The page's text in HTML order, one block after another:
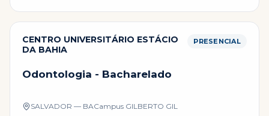
CENTRO UNIVERSITÁRIO ESTÁCIO
DA BAHIA
PRESENCIAL
Odontologia - Bacharelado
SALVADOR — BACampus GILBERTO GIL